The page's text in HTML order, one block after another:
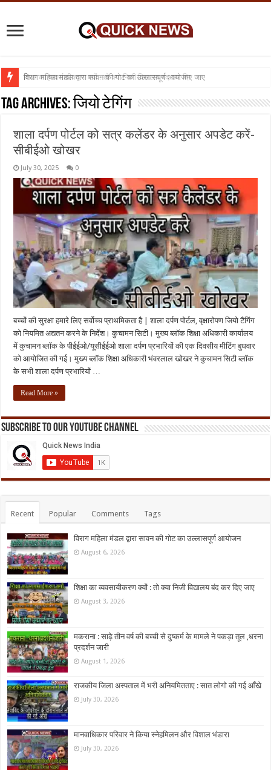
विराग महिला मंडल द्वारा सावन की गोट का उल्लासपूर्ण आयोजन
शिक्षा का व्यवसायीकरण क्यों : तो क्या निजी विद्यालय बंद कर दिए जाए
Tag Archives:जियो टेगिंग
शाला दर्पण पोर्टल को सत्र कलेंडर के अनुसार अपडेट करें-
सीबीईओ खोखर
July 30, 2025 0
बच्चों की सुरक्षा हमारे लिए सर्वोच्च प्राथमिकता है | शाला दर्पण पोर्टल, वृक्षारोपण जियो टैगिंग
को नियमित अद्यतन करने के निर्देश। कुचामन सिटी। मुख्य ब्लॉक शिक्षा अधिकारी कार्यालय
में कुचामन ब्लॉक के पीईईओ/यूसीईईओ शाला दर्पण प्रभारियों की एक दिवसीय मीटिंग बुधवार
को आयोजित की गई। मुख्य ब्लॉक शिक्षा अधिकारी भंवरलाल खोखर ने कुचामन सिटी ब्लॉक
के सभी शाला दर्पण प्रभारियों …
Read More »
Subscribe to our Youtube Channel
Recent Popular Comments Tags
विराग महिला मंडल द्वारा सावन की गोट का उल्लासपूर्ण आयोजन
August 6, 2026
शिक्षा का व्यवसायीकरण क्यों : तो क्या निजी विद्यालय बंद कर दिए जाए
August 3, 2026
मकराना : साढ़े तीन वर्ष की बच्ची से दुष्कर्म के मामले ने पकड़ा तूल ,धरना
प्रदर्शन जारी
August 1, 2026
राजकीय जिला अस्पताल में भरी अनियमितताए : सात लोगो की गई आँखे
July 30, 2026
मानवाधिकार परिवार ने किया स्नेहमिलन और विशाल भंडारा
July 30, 2026